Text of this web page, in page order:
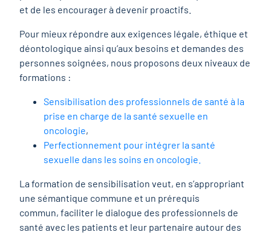
et de les encourager à devenir proactifs.
Pour mieux répondre aux exigences légale, éthique et
déontologique ainsi qu’aux besoins et demandes des
personnes soignées, nous proposons deux niveaux de
formations :
Sensibilisation des professionnels de santé à la
prise en charge de la santé sexuelle en
oncologie,
Perfectionnement pour intégrer la santé
sexuelle dans les soins en oncologie.
La formation de sensibilisation veut, en s’appropriant
une sémantique commune et un prérequis
commun, faciliter le dialogue des professionnels de
santé avec les patients et leur partenaire autour des